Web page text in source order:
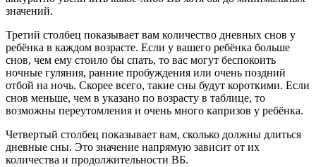
значений.
Третий столбец показывает вам количество дневных снов у
ребёнка в каждом возрасте. Если у вашего ребёнка больше
снов, чем ему стоило бы спать, то вас могут беспокоить
ночные гуляния, ранние пробуждения или очень поздний
отбой на ночь. Скорее всего, такие сны будут короткими. Если
снов меньше, чем в указано по возрасту в таблице, то
возможны переутомления и очень много капризов у ребёнка.
Четвертый столбец показывает вам, сколько должны длиться
дневные сны. Это значение напрямую зависит от их
количества и продолжительности ВБ.